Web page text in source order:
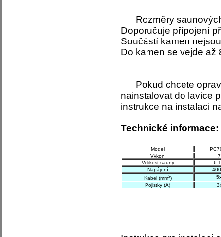
Rozměry
Doporučuje přípojení
Součástí kamen
Do kamen se vejde až
Pokud chcete
nainstalovat do lavice
instrukce na instalaci
Technické informace:
Model
Výkon
Velikost sauny
6-
Napájení
Kabel (mm2)
Pojistky (A)